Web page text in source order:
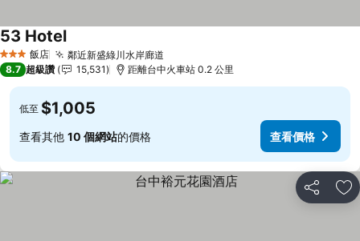
3 星級 飯店 鄰近新盛綠川水岸廊道
53 Hotel查看價格
8.7 超級讚 15,531 距離台中火車站 0.2 公里
低至 $1,005
查看其他 10 個網站的價格 查看價格
分享 加